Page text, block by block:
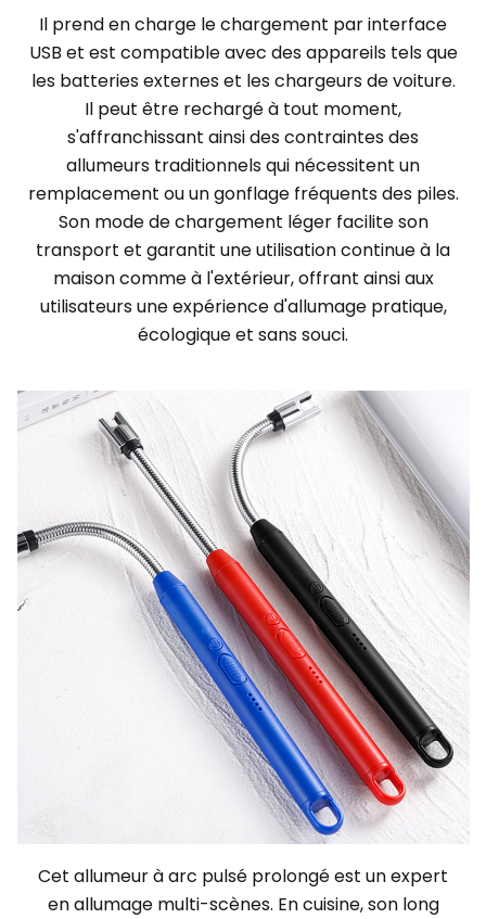
Il prend en charge le chargement par interface
USB et est compatible avec des appareils tels que
les batteries externes et les chargeurs de voiture.
Il peut être rechargé à tout moment,
s'affranchissant ainsi des contraintes des
allumeurs traditionnels qui nécessitent un
remplacement ou un gonflage fréquents des piles.
Son mode de chargement léger facilite son
transport et garantit une utilisation continue à la
maison comme à l'extérieur, offrant ainsi aux
utilisateurs une expérience d'allumage pratique,
écologique et sans souci.
Cet allumeur à arc pulsé prolongé est un expert
en allumage multi-scènes. En cuisine, son long